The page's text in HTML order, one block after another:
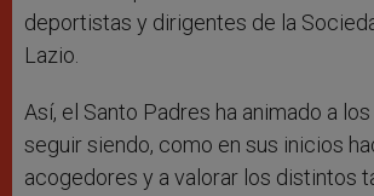
deportistas y dirigentes de la
Lazio.
Así, el Santo Padres ha animado a
seguir siendo, como en sus inicios
acogedores y a valorar los distintos